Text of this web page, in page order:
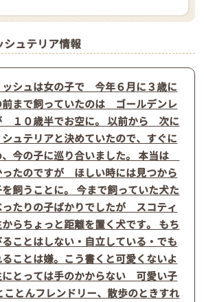
シュテリア情報
ッシュは女の子で 今年６月に３歳に
前まで飼っていたのは ゴールデンレ
１０歳半でお空に。 以前から 次に
ュテリアと決めていたので、すぐに
今の子に巡り合いました。 本当は
ったのですが ほしい時には見つから
飼うことに。 今まで飼っていた犬た
たりの子ばかりでしたが スコティ
らちょっと距離を置く犬です。 もち
ことはしない・自立している・でも
ことは嫌。こう書くと可愛くないよ
にとっては手のかからない 可愛い子
とんフレンドリー、散歩のときすれ